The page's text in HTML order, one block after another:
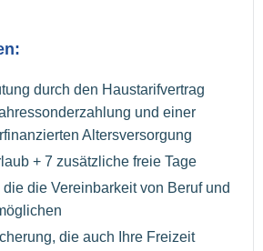
durch den Haustarifvertrag
und einer
Altersversorgung
+ 7 zusätzliche freie Tage
die die Vereinbarkeit von Beruf und
die auch Ihre Freizeit